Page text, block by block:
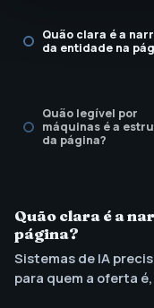
Quão clara é a
da entidade na
Quão legível por
máquinas é a
da página?
revisão para
e afirmações?
Quão clara é a
página?
Sistemas de IA
para quem a oferta